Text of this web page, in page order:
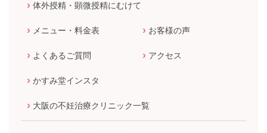
体外授精・顕微授精にむけて
メニュー・料金表 お客様の声
よくあるご質問 アクセス
かすみ堂インスタ
大阪の不妊治療クリニック一覧